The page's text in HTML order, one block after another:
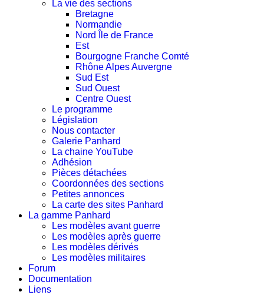
La vie des sections
Bretagne
Normandie
Nord Île de France
Est
Bourgogne Franche Comté
Rhône Alpes Auvergne
Sud Est
Sud Ouest
Centre Ouest
Le programme
Législation
Nous contacter
Galerie Panhard
La chaine YouTube
Adhésion
Pièces détachées
Coordonnées des sections
Petites annonces
La carte des sites Panhard
La gamme Panhard
Les modèles avant guerre
Les modèles après guerre
Les modèles dérivés
Les modèles militaires
Forum
Documentation
Liens